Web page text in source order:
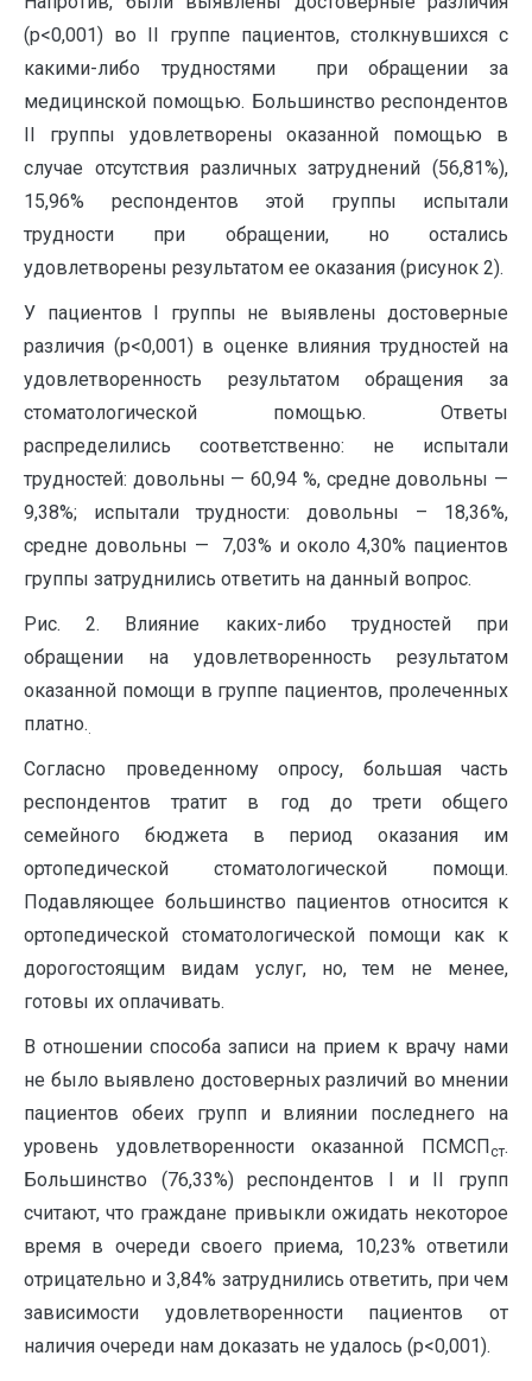
(р<0,001) во II группе пациентов, столкнувшихся с
какими-либо трудностями
при обращении за
медицинской помощью. Большинство респондентов
II группы удовлетворены оказанной помощью в
случае отсутствия различных затруднений (56,81%),
15,96% респондентов этой группы испытали
трудности при обращении, но остались
удовлетворены результатом ее оказания (рисунок 2).
У пациентов I группы не выявлены достоверные
различия (р<0,001) в оценке влияния трудностей на
удовлетворенность результатом обращения за
стоматологической помощью. Ответы
распределились соответственно: не испытали
трудностей: довольны — 60,94 %, средне довольны —
9,38%; испытали трудности: довольны – 18,36%,
средне довольны — 7,03% и около 4,30% пациентов
группы затруднились ответить на данный вопрос.
Рис. 2. Влияние каких-либо трудностей при
обращении на удовлетворенность результатом
оказанной помощи в группе пациентов, пролеченных
платно..
Согласно проведенному опросу, большая часть
респондентов тратит в год до трети общего
семейного бюджета в период оказания им
ортопедической стоматологической помощи.
Подавляющее большинство пациентов относится к
ортопедической стоматологической помощи как к
дорогостоящим видам услуг, но, тем не менее,
готовы их оплачивать.
В отношении способа записи на прием к врачу нами
не было выявлено достоверных различий во мнении
пациентов обеих групп и влиянии последнего на
уровень удовлетворенности оказанной ПСМСПст.
Большинство (76,33%) респондентов I и II групп
считают, что граждане привыкли ожидать некоторое
время в очереди своего приема, 10,23% ответили
отрицательно и 3,84% затруднились ответить, при чем
зависимости удовлетворенности пациентов от
наличия очереди нам доказать не удалось (р<0,001).